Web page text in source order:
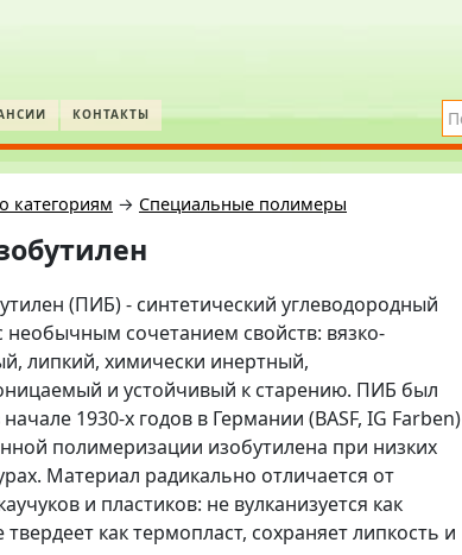
КОНТАКТЫ
категориям → Специальные полимеры
(ПИБ) - синтетический углеводородный
необычным сочетанием свойств: вязко-
липкий, химически инертный,
и устойчивый к старению. ПИБ был
1930-х годов в Германии (BASF, IG Farben)
полимеризации изобутилена при низких
Материал радикально отличается от
и пластиков: не вулканизуется как
твердеет как термопласт, сохраняет липкость и